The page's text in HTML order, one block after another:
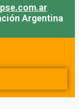
Argentina